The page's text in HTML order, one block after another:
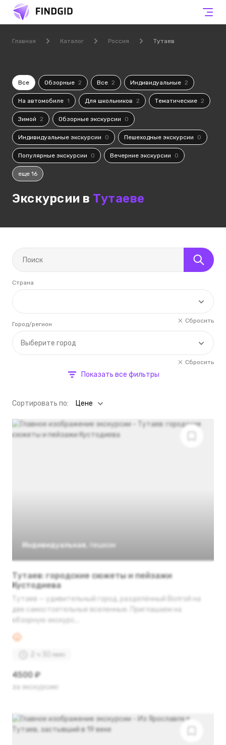
Главная Каталог Россия Тутаев
Все Обзорные 2 Все 2 Индивидуальные 2
На автомобиле 1 Для школьников 2 Тематические 2
Зимой 2 Обзорные экскурсии 0
Индивидуальные экскурсии 0 Пешеходные экскурсии 0
Популярные экскурсии 0 Вечерние экскурсии 0
еще 16
Экскурсии в Тутаеве
Страна
Сбросить
Выберите город
Город/регион
Сбросить
Показать все фильтры
Cортировать по: Цене
Индивидуальная пешком
Тутаев: городские сюжеты и пейзажи
Кустодиева
Тутаев — удивительный город, разделённый Волгой на
две самостоятельные вселенные. Приглашаем на
обзорную экскурс...
2 ч 30 мин
4500 ₽
за экскурсию